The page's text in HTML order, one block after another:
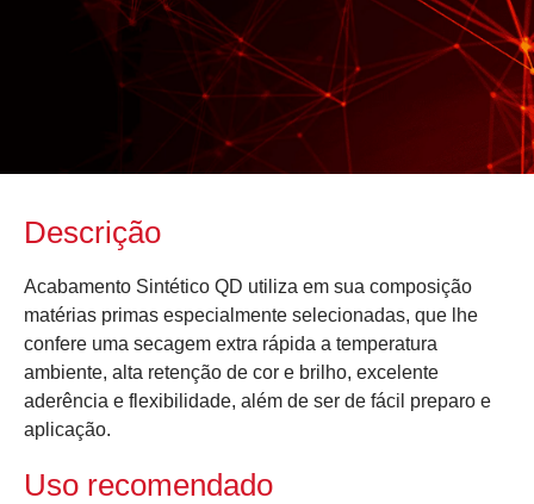
Descrição
Acabamento Sintético QD utiliza em sua composição
matérias primas especialmente selecionadas, que lhe
confere uma secagem extra rápida a temperatura
ambiente, alta retenção de cor e brilho, excelente
aderência e flexibilidade, além de ser de fácil preparo e
aplicação.
Uso recomendado